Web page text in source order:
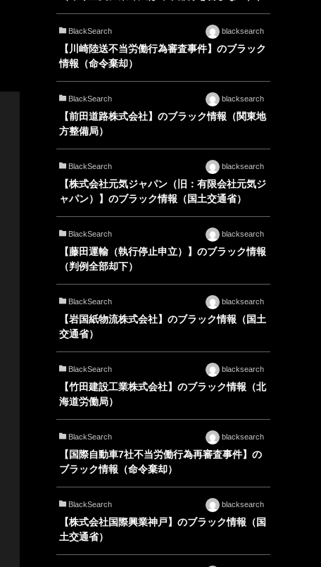
BlackSearch blacksearch
【川崎陸送不当労働行為審査事件】のブラック
情報（命令棄却）
BlackSearch blacksearch
【前田道路株式会社】のブラック情報（関東地
方整備局）
BlackSearch blacksearch
【株式会社元気ジャパン（旧：有限会社元気ジ
ャパン）】のブラック情報（国土交通省）
BlackSearch blacksearch
【藤田運輸（執行停止申立）】のブラック情報
（判例全部却下）
BlackSearch blacksearch
【岩国紙物流株式会社】のブラック情報（国土
交通省）
BlackSearch blacksearch
【竹田建設工業株式会社】のブラック情報（北
海道労働局）
BlackSearch blacksearch
【国際自動車7社不当労働行為再審査事件】の
ブラック情報（命令棄却）
BlackSearch blacksearch
【株式会社国際興業神戸】のブラック情報（国
土交通省）